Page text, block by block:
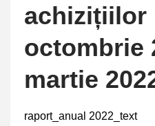
achizițiilor
octombrie
martie
raport_anual 2022_text